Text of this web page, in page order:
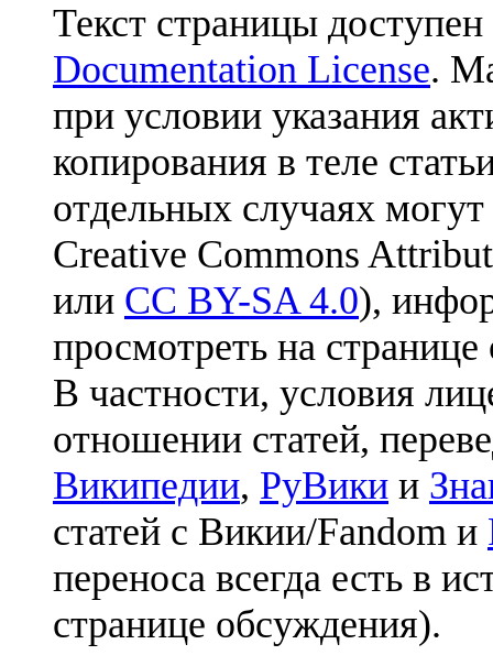
Текст страницы
Documentation License.
при условии указания
копирования в теле
отдельных случаях
Creative Commons
или CC BY-SA 4.0),
просмотреть на
В частности, условия
отношении статей,
Википедии, РуВики и
статей с Викии/Fandom и
переноса всегда есть в
странице обсуждения).